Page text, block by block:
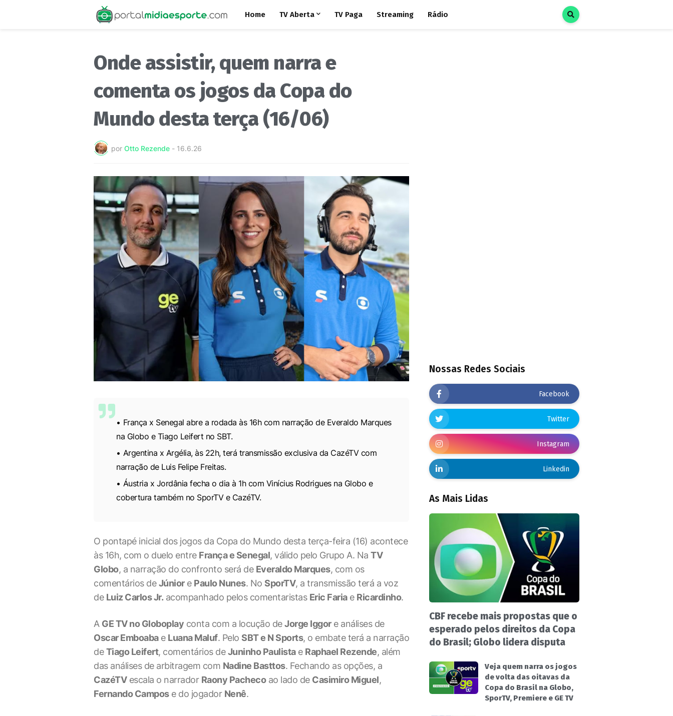
Home TV Aberta TV Paga Streaming Rádio
Onde assistir, quem narra e
comenta os jogos da Copa do
Mundo desta terça (16/06)
por Otto Rezende - 16.6.26
França x Senegal abre a rodada às 16h com narração de Everaldo Marques
na Globo e Tiago Leifert no SBT.
Argentina x Argélia, às 22h, terá transmissão exclusiva da CazéTV com
narração de Luis Felipe Freitas.
Áustria x Jordânia fecha o dia à 1h com Vinícius Rodrigues na Globo e
cobertura também no SporTV e CazéTV.
O pontapé inicial dos jogos da Copa do Mundo desta terça-feira (16) acontece
às 16h, com o duelo entre França e Senegal, válido pelo Grupo A. Na TV
Globo, a narração do confronto será de Everaldo Marques, com os
comentários deJúniore Paulo Nunes. No SporTV, a transmissão terá a voz
de Luiz Carlos Jr. acompanhado pelos comentaristas Eric Fariae Ricardinho.
A GE TV no Globoplay conta com a locução deJorge Iggore análises de
Oscar Emboabae Luana Maluf. Pelo SBT e N Sports, o embate terá a narração
deTiago Leifert, comentários deJuninho Paulistae Raphael Rezende, além
das análises de arbitragem com Nadine Basttos. Fechando as opções, a
CazéTVescala o narrador Raony Pachecoao lado de Casimiro Miguel,
Fernando Campose do jogador Nenê.
Nossas Redes Sociais
Facebook
Twitter
Instagram
Linkedin
As Mais Lidas
CBF recebe mais propostas que o
esperado pelos direitos da Copa
do Brasil; Globo lidera disputa
Veja quem narra os jogos
de volta das oitavas da
Copa do Brasil na Globo,
SporTV, Premiere e GE TV